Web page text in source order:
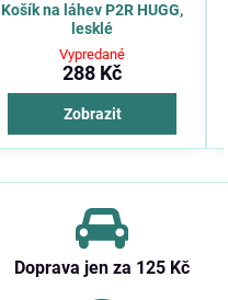
Košík na láhev P2R HUGG,
lesklé
Vypredané
288 Kč
Zobrazit
Doprava jen za 125 Kč